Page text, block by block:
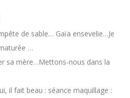
de sable… Gaïa ensevelie…Je
…
sa mère…Mettons-nous dans la
il fait beau : séance maquillage :